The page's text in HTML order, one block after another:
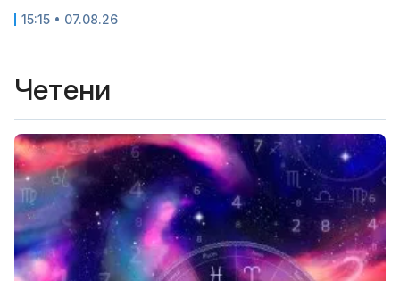
15:15 • 07.08.26
Четени